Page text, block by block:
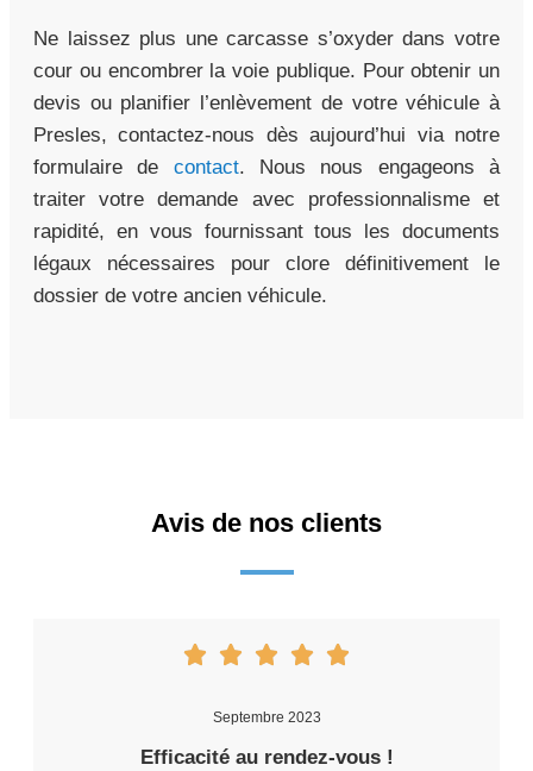
Ne laissez plus une carcasse s’oxyder dans votre
cour ou encombrer la voie publique. Pour obtenir un
devis ou planifier l’enlèvement de votre véhicule à
Presles, contactez-nous dès aujourd’hui via notre
formulaire de contact. Nous nous engageons à
traiter votre demande avec professionnalisme et
rapidité, en vous fournissant tous les documents
légaux nécessaires pour clore définitivement le
dossier de votre ancien véhicule.
Avis de nos clients
Septembre 2023
Efficacité au rendez-vous !